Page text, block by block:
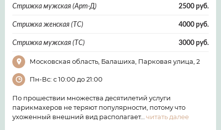
Стрижка мужская (Арт-Д) 2500 руб.
Стрижка женская (ТС) 4000 руб.
Стрижка мужская (ТС) 3000 руб.
Московская область, Балашиха, Парковая улица, 2
Пн-Вс: с 10:00 до 21:00
По прошествии множества десятилетий услуги
парикмахеров не теряют популярности, потому что
ухоженный внешний вид располагает… читать далее